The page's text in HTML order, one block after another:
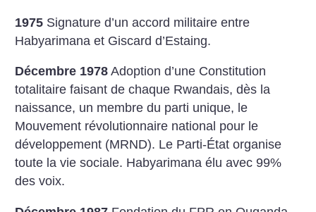
1975 Signature d’un accord militaire entre
Habyarimana et Giscard d’Estaing.
Décembre 1978 Adoption d’une Constitution
totalitaire faisant de chaque Rwandais, dès la
naissance, un membre du parti unique, le
Mouvement révolutionnaire national pour le
développement (MRND). Le Parti-État organise
toute la vie sociale. Habyarimana élu avec 99%
des voix.